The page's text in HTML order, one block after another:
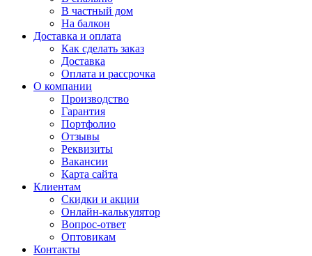
В частный дом
На балкон
Доставка и оплата
Как сделать заказ
Доставка
Оплата и рассрочка
О компании
Производство
Гарантия
Портфолио
Отзывы
Реквизиты
Вакансии
Карта сайта
Клиентам
Скидки и акции
Онлайн-калькулятор
Вопрос-ответ
Оптовикам
Контакты